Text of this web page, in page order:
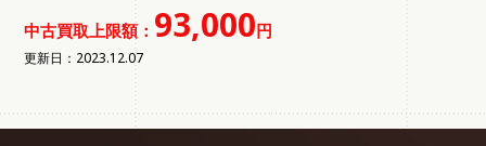
中古買取上限額： 93,000円
更新日：2023.12.07